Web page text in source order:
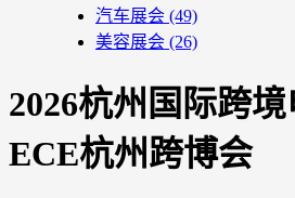
汽车展会 (49)
美容展会 (26)
2026杭州国际跨
ECE杭州跨博会